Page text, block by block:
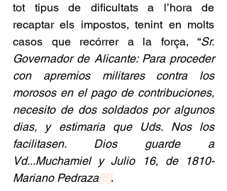
tot tipus de dificultats a l’hora de
recaptar els impostos, tenint en molts
casos que recórrer a la força, “Sr.
Governador de Alicante: Para proceder
con apremios militares contra los
morosos en el pago de contribuciones,
necesito de dos soldados por algunos
dias, y estimaria que Uds. Nos los
facilitasen. Dios guarde a
Vd...Muchamiel y Julio 16, de 1810-
Mariano Pedraza[6].